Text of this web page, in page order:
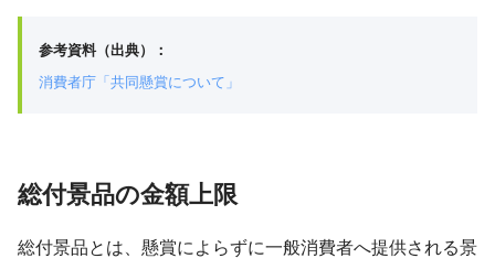
参考資料（出典）：
消費者庁「共同懸賞について」
総付景品の金額上限
総付景品とは、懸賞によらずに一般消費者へ提供される景